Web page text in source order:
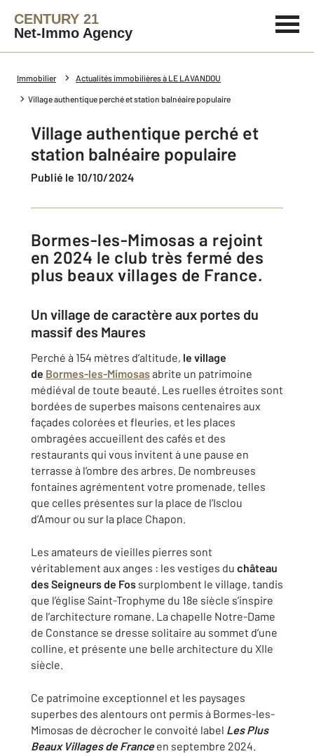
CENTURY 21
Net-Immo Agency
Immobilier Actualités immobilières à LE LAVANDOU
Village authentique perché et station balnéaire populaire
Village authentique perché et
station balnéaire populaire
Publié le 10/10/2024
Bormes-les-Mimosas a rejoint
en 2024 le club très fermé des
plus beaux villages de France.
Un village de caractère aux portes du
massif des Maures
Perché à 154 mètres d’altitude, le village
de Bormes-les-Mimosasabrite un patrimoine
médiéval de toute beauté. Les ruelles étroites sont
bordées de superbes maisons centenaires aux
façades colorées et fleuries, et les places
ombragées accueillent des cafés et des
restaurants qui vous invitent à une pause en
terrasse à l’ombre des arbres. De nombreuses
fontaines agrémentent votre promenade, telles
que celles présentes sur la place de l’Isclou
d’Amour ou sur la place Chapon.
Les amateurs de vieilles pierres sont
véritablement aux anges : les vestiges du château
des Seigneurs de Fos surplombent le village, tandis
que l’église Saint-Trophyme du 18e siècle s’inspire
de l’architecture romane. La chapelle Notre-Dame
de Constance se dresse solitaire au sommet d’une
colline, et présente une belle architecture du XIIe
siècle.
Ce patrimoine exceptionnel et les paysages
superbes des alentours ont permis à Bormes-les-
Mimosas de décrocher le convoité label Les Plus
Beaux Villages de Franceen septembre 2024.